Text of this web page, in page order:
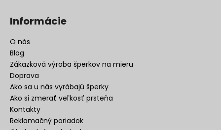
Informácie
O nás
Blog
Zákazková výroba šperkov na mieru
Doprava
Ako sa u nás vyrábajú šperky
Ako si zmerať veľkosť prsteňa
Kontakty
Reklamačný poriadok